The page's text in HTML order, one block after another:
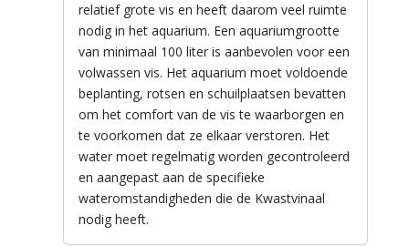
relatief grote vis en heeft daarom veel ruimte
nodig in het aquarium. Een aquariumgrootte
van minimaal 100 liter is aanbevolen voor een
volwassen vis. Het aquarium moet voldoende
beplanting, rotsen en schuilplaatsen bevatten
om het comfort van de vis te waarborgen en
te voorkomen dat ze elkaar verstoren. Het
water moet regelmatig worden gecontroleerd
en aangepast aan de specifieke
wateromstandigheden die de Kwastvinaal
nodig heeft.